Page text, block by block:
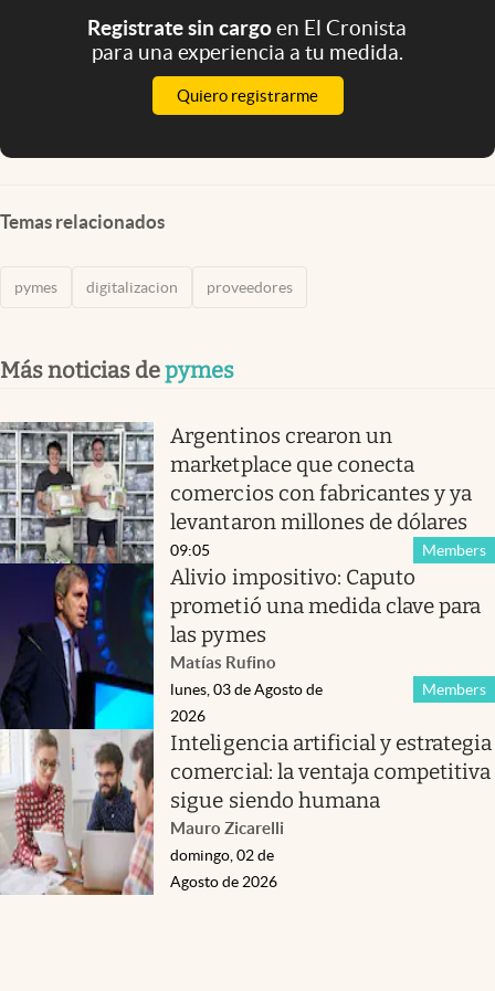
Registrate sin cargoen El Cronista
para una experiencia a tu medida.
Quiero registrarme
Temas relacionados
pymes digitalizacion proveedores
Más noticias depymes
Argentinos crearon un
marketplace que conecta
comercios con fabricantes y ya
levantaron millones de dólares
Members
09:05
Alivio impositivo: Caputo
prometió una medida clave para
las pymes
Matías Rufino
Members
lunes, 03 de Agosto de
2026
Inteligencia artificial y estrategia
comercial: la ventaja competitiva
sigue siendo humana
Mauro Zicarelli
domingo, 02 de
Agosto de 2026